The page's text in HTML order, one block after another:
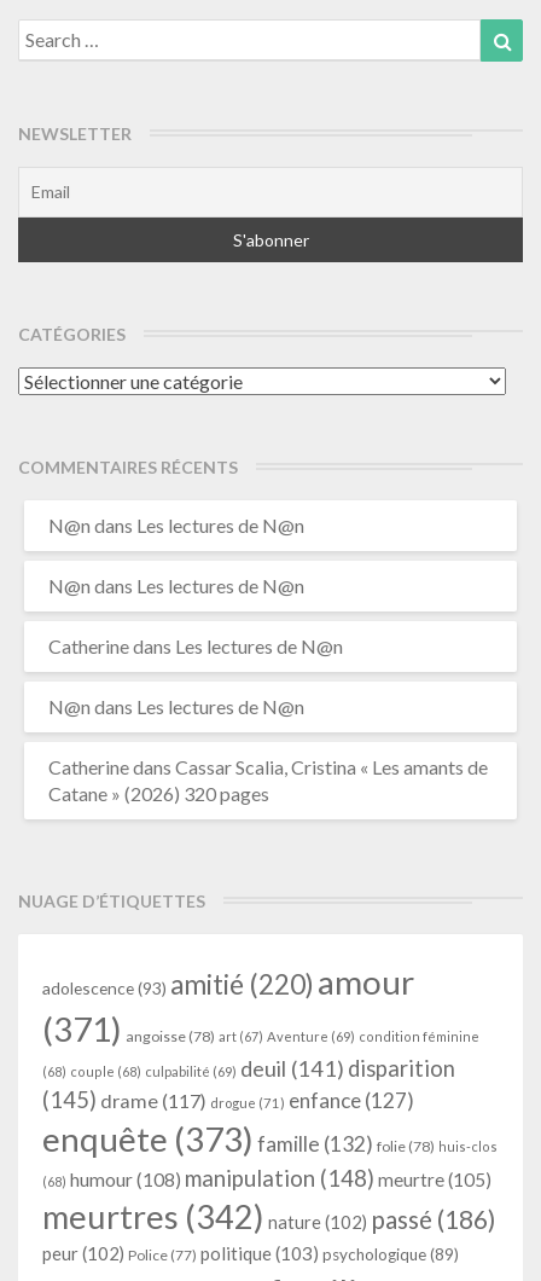
Search
for:
NEWSLETTER
CATÉGORIES
Catégories
COMMENTAIRES RÉCENTS
N@n dans Les lectures de N@n
N@n dans Les lectures de N@n
Catherinedans Les lectures de N@n
N@n dans Les lectures de N@n
Catherinedans Cassar Scalia, Cristina « Les amants de
Catane » (2026) 320 pages
NUAGE D’ÉTIQUETTES
adolescence(93) amitié (220) amour
(371) angoisse (78) art (67) Aventure (69) condition féminine
(68) couple (68) culpabilité (69) deuil (141) disparition
(145) drame (117) drogue (71) enfance(127)
enquête (373) famille (132) folie (78) huis-clos
(68) humour(108) manipulation (148) meurtre(105)
meurtres (342) nature(102) passé (186)
peur(102) Police (77) politique(103) psychologique(89)